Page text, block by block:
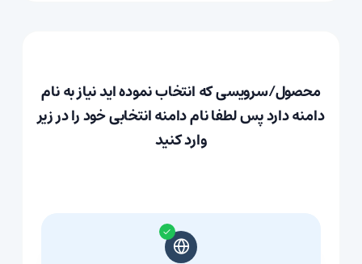
محصول/سرویسی که انتخاب نموده اید نیاز به نام
دامنه دارد پس لطفا نام دامنه انتخابی خود را در زیر
وارد کنید